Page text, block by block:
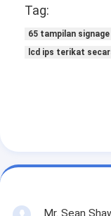
Tag:
65 tampilan signage
lcd ips terikat
Mr. Sean